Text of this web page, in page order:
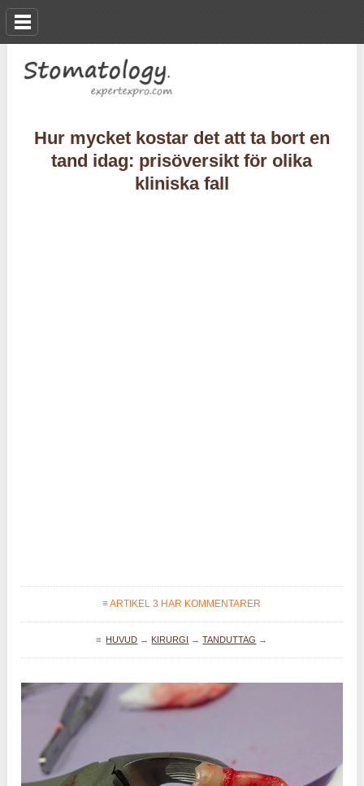
Hur mycket kostar det att ta bort en
tand idag: prisöversikt för olika
kliniska fall
≡ ARTIKEL 3 HAR KOMMENTARER
≡ HUVUD → KIRURGI →TANDUTTAG →